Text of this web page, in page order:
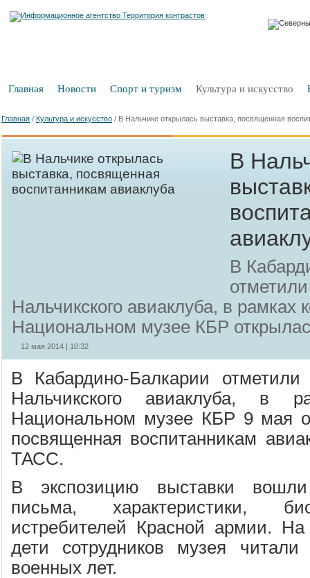
Главная Новости Спорт и туризм Культура и искусство
Главная / Культура и искусство / В Нальчике открылась выставка, посвященная
В
В
Нальчикского авиаклуба, в рамках
Национальном музее КБР
12 мая 2014 | 10:32
В Кабардино-Балкарии отметили
Нальчикского авиаклуба, в
Национальном музее КБР 9 мая
посвященная воспитанникам
ТАСС.
В экспозицию выставки вошли
письма, характеристики,
истребителей Красной армии. На
дети сотрудников музея
военных лет.